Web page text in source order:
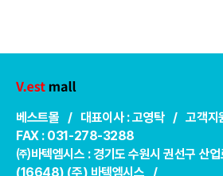
베스트몰 / 대표이사 : 고영탁 / 고객지
FAX : 031-278-3288
㈜바텍엠시스 : 경기도 수원시 권선구 산
(16648) (주) 바텍엠시스 /